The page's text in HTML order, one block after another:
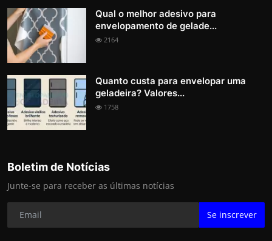
Qual o melhor adesivo para
envelopamento de gelade...
2164
Quanto custa para envelopar uma
geladeira? Valores...
1758
Boletim de Notícias
Junte-se para receber as últimas notícias
Se inscrever